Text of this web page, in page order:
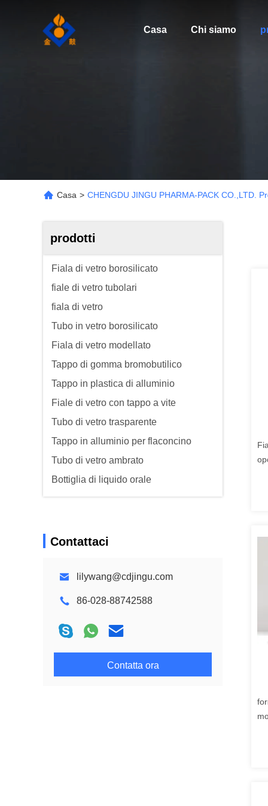
Casa Chi siamo
Casa > CHENGDU JINGU PHARMA-PACK CO.,LTD.
prodotti
Fiala di vetro borosilicato
fiale di vetro tubolari
fiala di vetro
Tubo in vetro borosilicato
Fiala di vetro modellato
Tappo di gomma bromobutilico
Tappo in plastica di alluminio
Fiale di vetro con tappo a vite
Tubo di vetro trasparente
Tappo in alluminio per flaconcino
Tubo di vetro ambrato
Bottiglia di liquido orale
Contattaci
lilywang@cdjingu.com
86-028-88742588
Contatta ora